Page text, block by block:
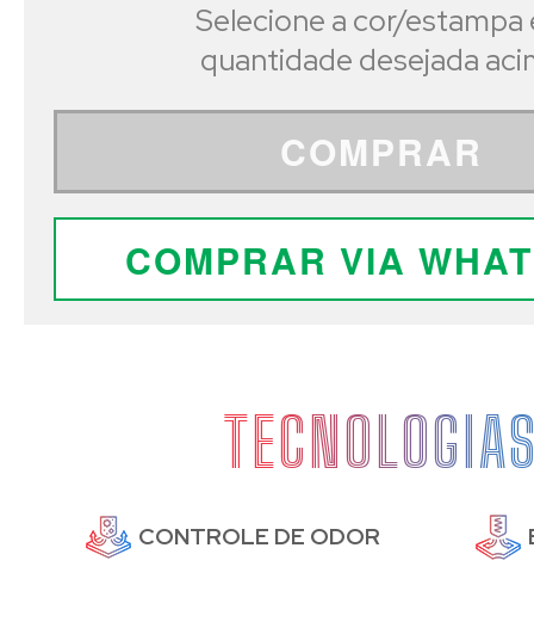
Selecione a cor/estampa
quantidade desejada
COMPRAR
COMPRAR VIA
CONTROLE DE ODOR